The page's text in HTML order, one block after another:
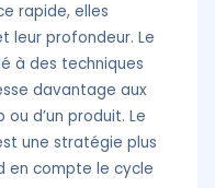
rapide, elles
leur profondeur. Le
à des techniques
davantage aux
d’un produit. Le
une stratégie plus
en compte le cycle